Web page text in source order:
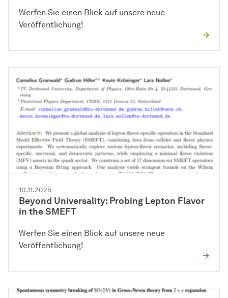
Werfen Sie einen Blick auf unsere neue
Veröffentlichung!
10.11.2025
Beyond Universality: Probing Lepton Flavor
in the SMEFT
Werfen Sie einen Blick auf unsere neue
Veröffentlichung!